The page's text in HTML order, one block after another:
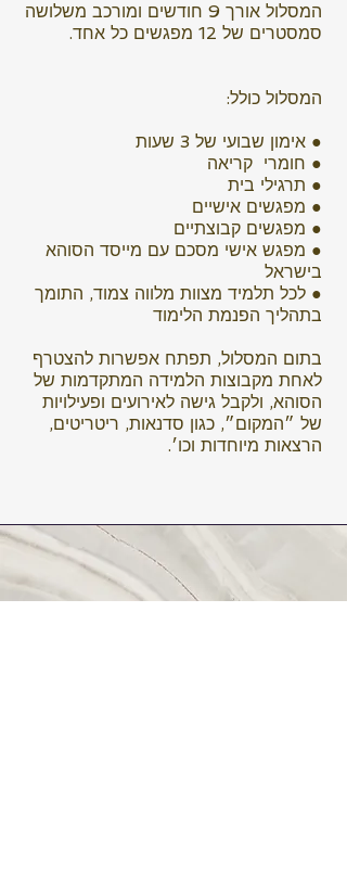
המסלול אורך 9 חודשים ומורכב משלושה
סמסטרים של 12 מפגשים כל אחד.
המסלול כולל:
● אימון שבועי של 3 שעות
● חומרי קריאה
● תרגילי בית
● מפגשים אישיים
● מפגשים קבוצתיים
● מפגש אישי מסכם עם מייסד הסוהא
בישראל
● לכל תלמיד מצוות מלווה צמוד, התומך
בתהליך הפנמת הלימוד
בתום המסלול, תפתח אפשרות להצטרף
לאחת מקבוצות הלמידה המתקדמות של
הסוהא, ולקבל גישה לאירועים ופעילויות
של ״המקום״, כגון סדנאות, ריטריטים,
הרצאות מיוחדות וכו׳.